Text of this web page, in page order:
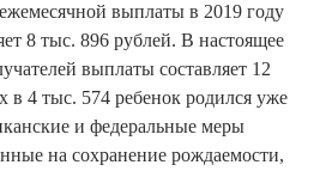
выплаты в 2019 году
8 тыс. 896 рублей. В настоящее
выплаты составляет 12
в 4 тыс. 574 ребенок родился уже
и федеральные меры
на сохранение рождаемости,